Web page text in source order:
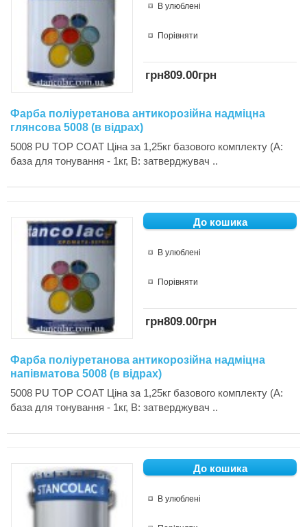
В улюблені
Порівняти
грн809.00грн
Фарба поліуретанова антикорозійна надміцна
глянсова 5008 (в відрах)
5008 PU TOP COAT Ціна за 1,25кг базового комплекту (А:
база для тонування - 1кг, В: затверджувач ..
В улюблені
Порівняти
грн809.00грн
Фарба поліуретанова антикорозійна надміцна
напівматова 5008 (в відрах)
5008 PU TOP COAT Ціна за 1,25кг базового комплекту (А:
база для тонування - 1кг, В: затверджувач ..
В улюблені